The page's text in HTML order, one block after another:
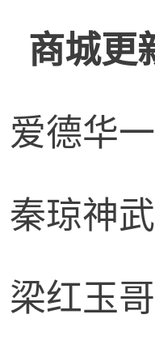
商城更
爱德华
秦琼神
梁红玉